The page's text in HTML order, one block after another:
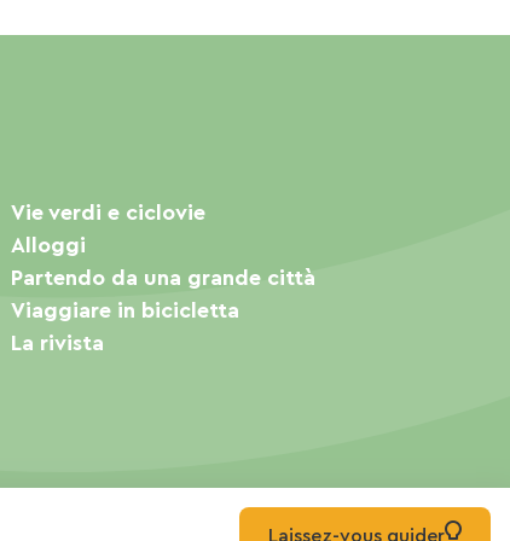
Vie verdi e ciclovie
Alloggi
Partendo da una grande città
Viaggiare in bicicletta
La rivista
Laissez-vous guider